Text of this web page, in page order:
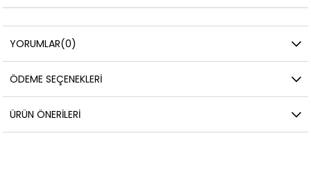
YORUMLAR(0)
ÖDEME SEÇENEKLERI
ÜRÜN ÖNERILERI